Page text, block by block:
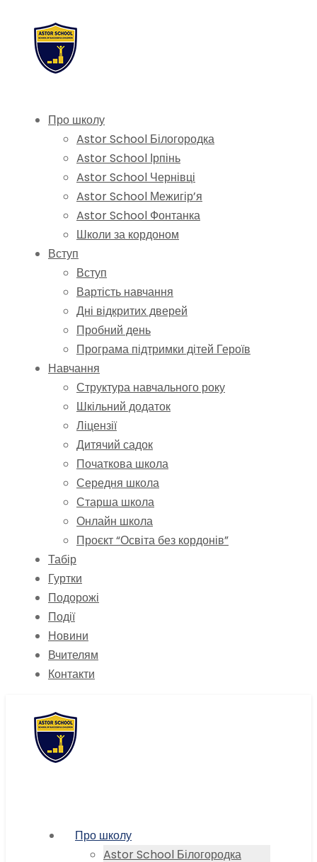
Про школу
Astor School Білогородка
Astor School Ірпінь
Astor School Чернівці
Astor School Межигір’я
Astor School Фонтанка
Школи за кордоном
Вступ
Вступ
Вартість навчання
Дні відкритих дверей
Пробний день
Програма підтримки дітей Героїв
Навчання
Структура навчального року
Шкільний додаток
Ліцензії
Дитячий садок
Початкова школа
Середня школа
Старша школа
Онлайн школа
Проєкт “Освіта без кордонів”
Табір
Гуртки
Подорожі
Події
Новини
Вчителям
Контакти
Про школу
Astor School Білогородка